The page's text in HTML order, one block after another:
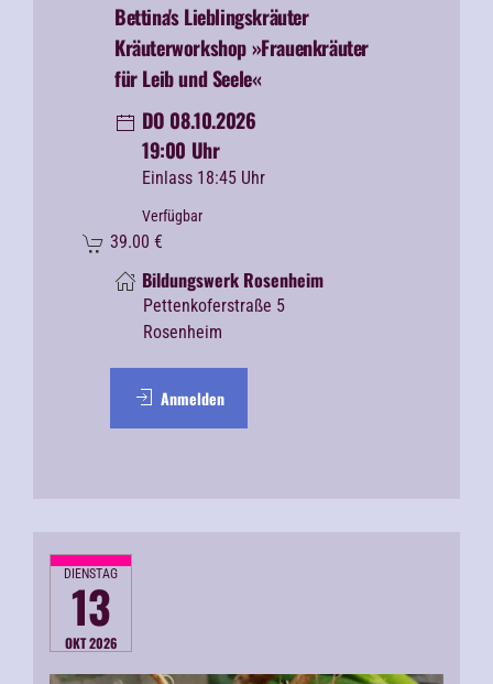
Bettina's Lieblingskräuter
Kräuterworkshop »Frauenkräuter
für Leib und Seele«
DO 08.10.2026
19:00 Uhr
Einlass 18:45 Uhr
Verfügbar
39.00 €
Bildungswerk Rosenheim
Pettenkoferstraße 5
Rosenheim
Anmelden
DIENSTAG
13
OKT 2026